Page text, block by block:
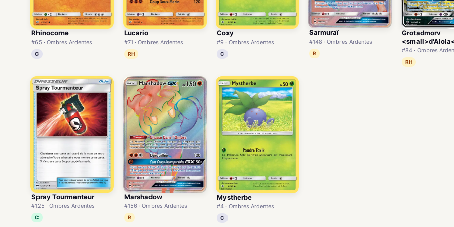
Rhinocorne
#65 · Ombres Ardentes
C
Lucario
#71 · Ombres Ardentes
RH
Coxy
#9 · Ombres Ardentes
C
Sarmuraï
#148 · Ombres Ardentes
R
Grotadmorv
#84 · Ombres
RH
Spray Tourmenteur
#125 · Ombres Ardentes
C
Marshadow
#156 · Ombres Ardentes
R
Mystherbe
#4 · Ombres Ardentes
C